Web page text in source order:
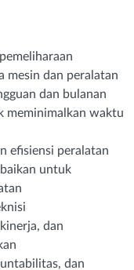
mesin dan peralatan
dan bulanan
meminimalkan waktu
efisiensi peralatan
untuk
dan
dan